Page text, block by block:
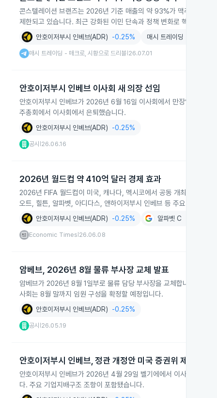
콘스텔레이션 브랜즈는 2026년 기준 매출의 약 93%가 맥주에 집
제한되고 있습니다. 최근 강화된 이민 단속과 정책 변화로 핵심 소비
안호이저부시 인베브(ADR) -0.25% 매시 트레이딩 - 매크로,
매시 트레이딩 - 매크로, 시황으로 드리블 26.07.01
안호이저부시 인베브 이사회 새 의장 선임
안호이저부시 인베브가 2026년 6월 16일 이사회에서 만장일치로
주총회에서 이사회에서 은퇴했습니다.
안호이저부시 인베브(ADR) -0.25%
공시 26.06.16
2026년 월드컵 약 410억 달러 경제 효과
2026년 FIFA 월드컵이 미국, 캐나다, 멕시코에서 공동 개최되며 약
오트, 힐튼, 알파벳, 아디다스, 앤하이저부시 인베브 등 주요 기업이
안호이저부시 인베브(ADR) -0.25% 알파벳 C
Economic Times 26.06.08
암베브, 2026년 8월 물류 부사장 교체 발표
암베브가 2026년 8월 1일부로 물류 담당 부사장을 교체합니다. 기존
사회는 8월 말까지 임원 구성을 확정할 예정입니다.
안호이저부시 인베브(ADR) -0.25%
공시 26.05.19
안호이저부시 인베브, 정관 개정안 미국 증권위 제출
안호이저부시 인베브가 2026년 4월 29일 벨기에에서 이사회와 주
다. 주요 기업지배구조 조항이 포함됐습니다.